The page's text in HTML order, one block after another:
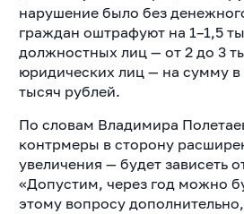
нарушение было без
граждан оштрафуют на 1–1,5
должностных лиц — от 2 до 3
юридических лиц — на сумму в
тысяч рублей.
По словам Владимира
контрмеры в сторону
увеличения — будет зависеть
«Допустим, через год можно
этому вопросу